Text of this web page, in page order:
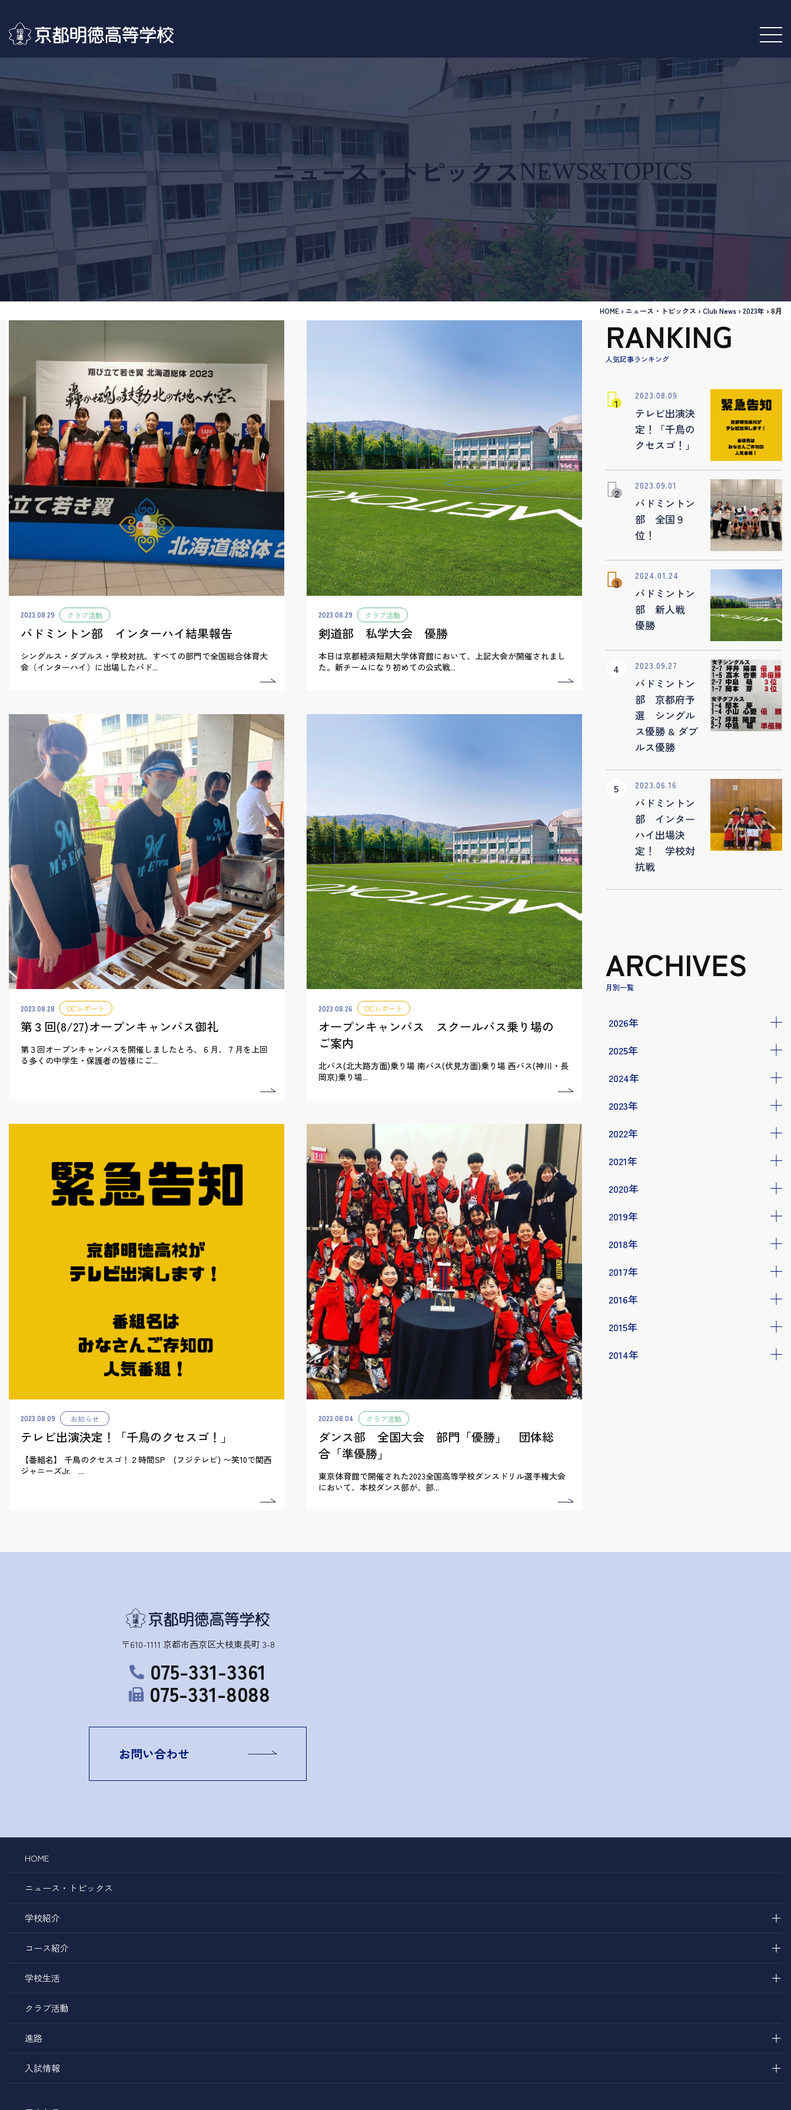
ニュース・トピックスNEWS&TOPICS
HOME › ニュース・トピックス ›Club News ›2023年 ›8月
2023.08.29 クラブ活動
バドミントン部 インターハイ結果報告
シングルス・ダブルス・学校対抗、すべての部門で全国総合体育大
会（インターハイ）に出場したバド...
2023.08.29 クラブ活動
剣道部 私学大会 優勝
本日は京都経済短期大学体育館において、上記大会が開催されまし
た。新チームになり初めての公式戦...
2023.08.28 OCレポート
第３回(8/27)オープンキャンパス御礼
第３回オープンキャンパスを開催しましたとろ、６月、７月を上回
る多くの中学生・保護者の皆様にご...
2023.08.26 OCレポート
オープンキャンパス スクールバス乗り場の
ご案内
北バス(北大路方面)乗り場 南バス(伏見方面)乗り場 西バス(神川・長
岡京)乗り場...
2023.08.09 お知らせ
テレビ出演決定！「千鳥のクセスゴ！」
【番組名】 千鳥のクセスゴ！２時間SP (フジテレビ) 〜笑10で関西
ジャニーズJr. ...
2023.08.04 クラブ活動
ダンス部 全国大会 部門「優勝」 団体総
合「準優勝」
東京体育館で開催された2023全国高等学校ダンスドリル選手権大会
において、本校ダンス部が、部...
RANKING
人気記事ランキング
2023.08.09
テレビ出演決
定！「千鳥の
クセスゴ！」
2023.09.01
バドミントン
部 全国９
位！
2024.01.24
バドミントン
部 新人戦
優勝
2023.09.27
バドミントン
部 京都府予
選 シングル
ス優勝 & ダブ
ルス優勝
2023.06.16
バドミントン
部 インター
ハイ出場決
定！ 学校対
抗戦
ARCHIVES
月別一覧
2026年
2025年
2024年
2023年
2022年
2021年
2020年
2019年
2018年
2017年
2016年
2015年
2014年
〒610-1111 京都市西京区大枝東長町 3-8
075-331-3361
075-331-8088
お問い合わせ
HOME
ニュース・トピックス
学校紹介 ＋
コース紹介 ＋
学校生活 ＋
クラブ活動
進路 ＋
入試情報 ＋